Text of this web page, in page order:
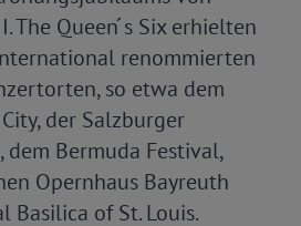
The Queen ́s Six erhielten
renommierten
so etwa dem
der Salzburger
dem Bermuda Festival,
Opernhaus Bayreuth
Basilica of St. Louis.